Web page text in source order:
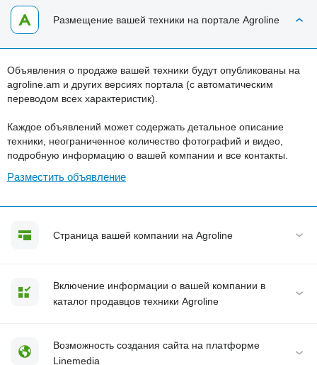
Размещение вашей техники на портале Agroline
Объявления о продаже вашей техники будут опубликованы на
agroline.am и других версиях портала (с автоматическим
переводом всех характеристик).
Каждое объявлений может содержать детальное описание
техники, неограниченное количество фотографий и видео,
подробную информацию о вашей компании и все контакты.
Разместить объявление
Страница вашей компании на Agroline
Включение информации о вашей компании в
каталог продавцов техники Agroline
Возможность создания сайта на платформе
Linemedia